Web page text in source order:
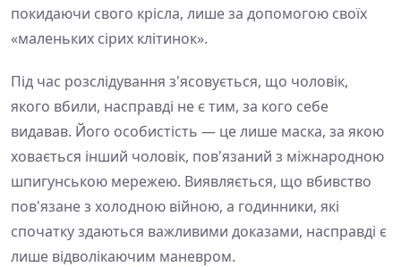
покидаючи свого крісла, лише за допомогою своїх
«маленьких сірих клітинок».
Під час розслідування з'ясовується, що чоловік,
якого вбили, насправді не є тим, за кого себе
видавав. Його особистість — це лише маска, за якою
ховається інший чоловік, пов'язаний з міжнародною
шпигунською мережею. Виявляється, що вбивство
пов'язане з холодною війною, а годинники, які
спочатку здаються важливими доказами, насправді є
лише відволікаючим маневром.